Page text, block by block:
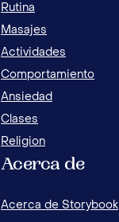
Rutina
Masajes
Actividades
Comportamiento
Ansiedad
Clases
Religion
Acerca de
Acerca de Storybook